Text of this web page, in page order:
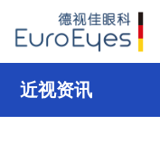
近视资讯